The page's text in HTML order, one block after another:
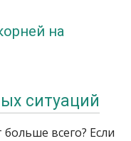
на
ситуаций
всего? Если